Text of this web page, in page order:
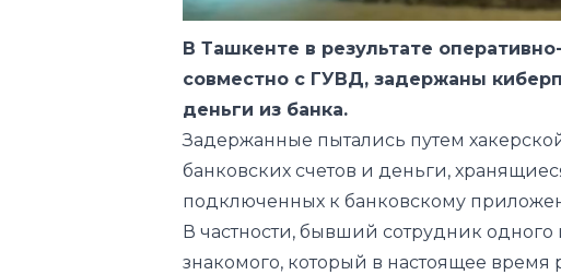
В Ташкенте в результате
совместно с ГУВД, задержаны
деньги из банка.
Задержанные пытались путем
банковских счетов и деньги,
подключенных к банковскому
В частности, бывший сотрудник одного
знакомого, который в настоящее время